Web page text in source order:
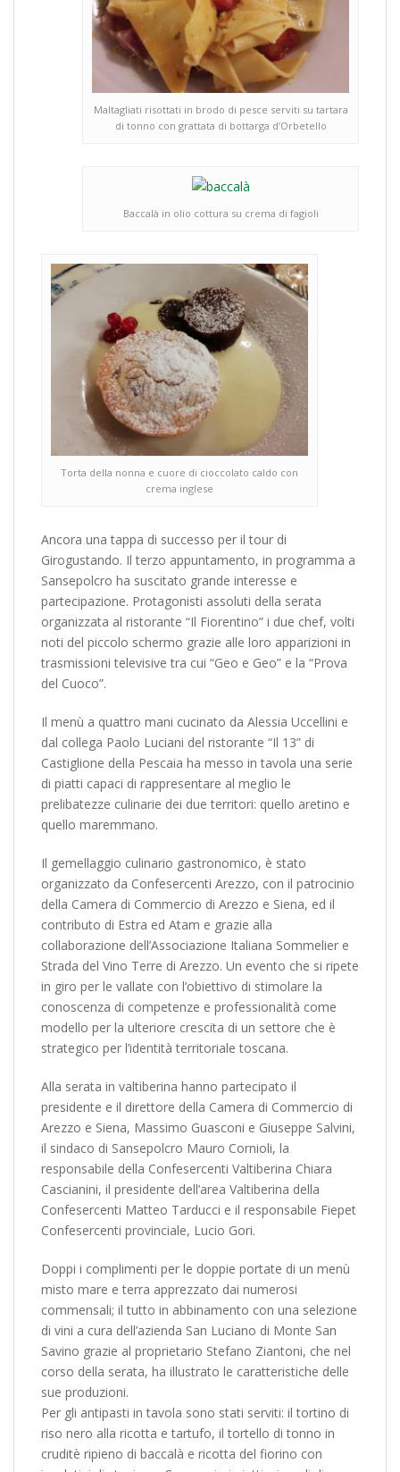
Maltagliati risottati in brodo di pesce serviti su tartara
di tonno con grattata di bottarga d’Orbetello
Baccalà in olio cottura su crema di fagioli
Torta della nonna e cuore di cioccolato caldo con
crema inglese
Ancora una tappa di successo per il tour di
Girogustando. Il terzo appuntamento, in programma a
Sansepolcro ha suscitato grande interesse e
partecipazione. Protagonisti assoluti della serata
organizzata al ristorante “Il Fiorentino” i due chef, volti
noti del piccolo schermo grazie alle loro apparizioni in
trasmissioni televisive tra cui “Geo e Geo” e la “Prova
del Cuoco”.
Il menù a quattro mani cucinato da Alessia Uccellini e
dal collega Paolo Luciani del ristorante “Il 13” di
Castiglione della Pescaia ha messo in tavola una serie
di piatti capaci di rappresentare al meglio le
prelibatezze culinarie dei due territori: quello aretino e
quello maremmano.
Il gemellaggio culinario gastronomico, è stato
organizzato da Confesercenti Arezzo, con il patrocinio
della Camera di Commercio di Arezzo e Siena, ed il
contributo di Estra ed Atam e grazie alla
collaborazione dell’Associazione Italiana Sommelier e
Strada del Vino Terre di Arezzo. Un evento che si ripete
in giro per le vallate con l’obiettivo di stimolare la
conoscenza di competenze e professionalità come
modello per la ulteriore crescita di un settore che è
strategico per l’identità territoriale toscana.
Alla serata in valtiberina hanno partecipato il
presidente e il direttore della Camera di Commercio di
Arezzo e Siena, Massimo Guasconi e Giuseppe Salvini,
il sindaco di Sansepolcro Mauro Cornioli, la
responsabile della Confesercenti Valtiberina Chiara
Cascianini, il presidente dell’area Valtiberina della
Confesercenti Matteo Tarducci e il responsabile Fiepet
Confesercenti provinciale, Lucio Gori.
Doppi i complimenti per le doppie portate di un menù
misto mare e terra apprezzato dai numerosi
commensali; il tutto in abbinamento con una selezione
di vini a cura dell’azienda San Luciano di Monte San
Savino grazie al proprietario Stefano Ziantoni, che nel
corso della serata, ha illustrato le caratteristiche delle
sue produzioni.
Per gli antipasti in tavola sono stati serviti: il tortino di
riso nero alla ricotta e tartufo, il tortello di tonno in
cruditè ripieno di baccalà e ricotta del fiorino con